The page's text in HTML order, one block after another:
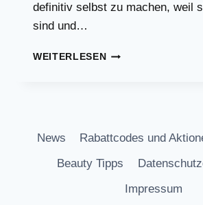
definitiv selbst zu machen, weil
sind und…
WEITERLESENMARINIERTE
PARTY
News Rabattcodes und
Beauty Tipps
Impressum